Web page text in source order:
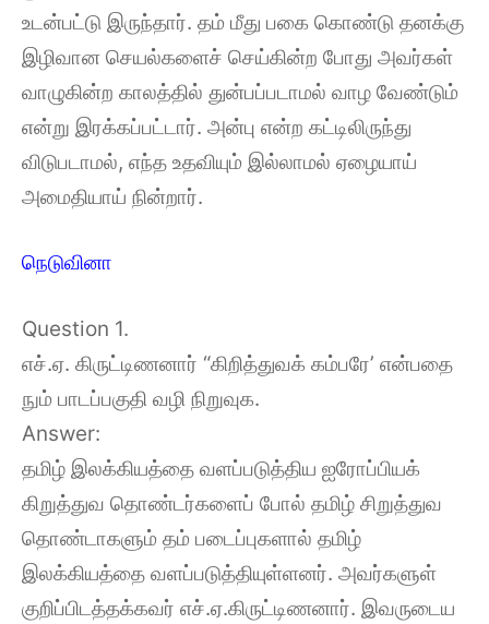
உடன்பட்டு இருந்தார். தம் மீது பகை கொண்டு தனக்கு
இழிவான செயல்களைச் செய்கின்ற போது அவர்கள்
வாழுகின்ற காலத்தில் துன்பப்படாமல் வாழ வேண்டும்
என்று இரக்கப்பட்டார். அன்பு என்ற கட்டிலிருந்து
விடுபடாமல், எந்த உதவியும் இல்லாமல் ஏழையாய்
அமைதியாய் நின்றார்.
நெடுவினா
Question 1.
எச்.ஏ. கிருட்டிணனார் “கிறித்துவக் கம்பரே’ என்பதை
நும் பாடப்பகுதி வழி நிறுவுக.
Answer:
தமிழ் இலக்கியத்தை வளப்படுத்திய ஐரோப்பியக்
கிறுத்துவ தொண்டர்களைப் போல் தமிழ் சிறுத்துவ
தொண்டாகளும் தம் படைப்புகளால் தமிழ்
இலக்கியத்தை வளப்படுத்தியுள்ளனர். அவர்களுள்
குறிப்பிடத்தக்கவர் எச்.ஏ.கிருட்டிணனார். இவருடைய